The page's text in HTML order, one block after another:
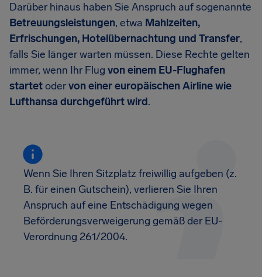
Darüber hinaus haben Sie Anspruch auf sogenannte
Betreuungsleistungen, etwa Mahlzeiten,
Erfrischungen, Hotelübernachtung und Transfer,
falls Sie länger warten müssen. Diese Rechte gelten
immer, wenn Ihr Flug von einem EU-Flughafen
startetodervon einer europäischen Airline wie
Lufthansa durchgeführt wird.
Wenn Sie Ihren Sitzplatz freiwillig aufgeben (z.
B. für einen Gutschein), verlieren Sie Ihren
Anspruch auf eine Entschädigung wegen
Beförderungsverweigerung gemäß der EU-
Verordnung 261/2004.